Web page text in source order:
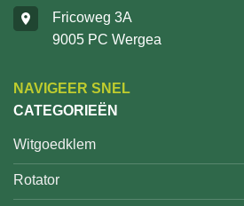
Fricoweg 3A
9005 PC Wergea
NAVIGEER SNEL
CATEGORIEËN
Witgoedklem
Rotator